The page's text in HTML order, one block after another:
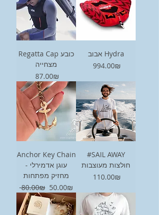
Regatta Cap כובע
מצחייה
Price ‏87.00 ‏₪
אבוב Hydra
Price
‏994.00 ‏₪
Anchor Key Chain
- עוגן אדמירלי
מחזיק מפתחות
Regular Price
‏80.00 ‏₪ Sale Price
‏50.00 ‏₪
#SAIL AWAY
חולצות מעוצבות
Price
‏110.00 ‏₪